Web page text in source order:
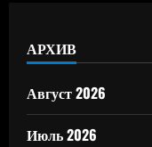
АРХИВ
Август 2026
Июль 2026